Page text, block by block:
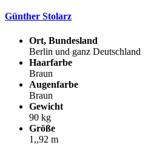
Günther Stolarz
Ort, Bundesland
Berlin und ganz Deutschland
Haarfarbe
Braun
Augenfarbe
Braun
Gewicht
90 kg
Größe
1,,92 m